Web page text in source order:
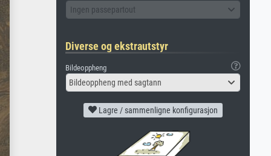
Ingen passepartout
Diverse og ekstrautstyr
Bildeoppheng
Bildeoppheng med sagtann
Lagre / sammenligne konfigurasjon